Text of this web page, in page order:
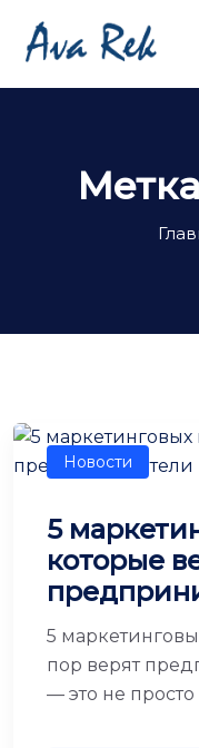
Новости
5
которые
5
пор верят
— это не просто